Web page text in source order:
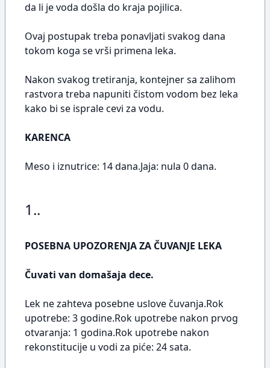
da li je voda došla do kraja pojilica.
Ovaj postupak treba ponavljati svakog dana
tokom koga se vrši primena leka.
Nakon svakog tretiranja, kontejner sa zalihom
rastvora treba napuniti čistom vodom bez leka
kako bi se isprale cevi za vodu.
KARENCA
Meso i iznutrice: 14 dana.Jaja: nula 0 dana.
1..
POSEBNA UPOZORENJA ZA ČUVANJE LEKA
Čuvati van domašaja dece.
Lek ne zahteva posebne uslove čuvanja.Rok
upotrebe: 3 godine.Rok upotrebe nakon prvog
otvaranja: 1 godina.Rok upotrebe nakon
rekonstitucije u vodi za piće: 24 sata.